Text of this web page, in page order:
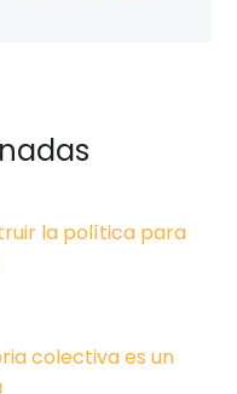
la política para
colectiva es un